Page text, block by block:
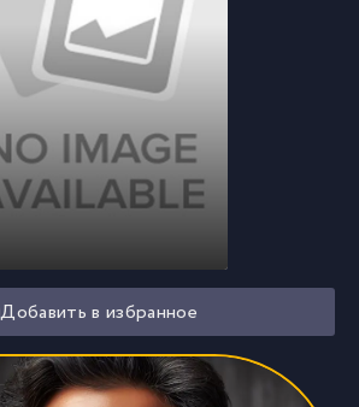
Добавить в избранное